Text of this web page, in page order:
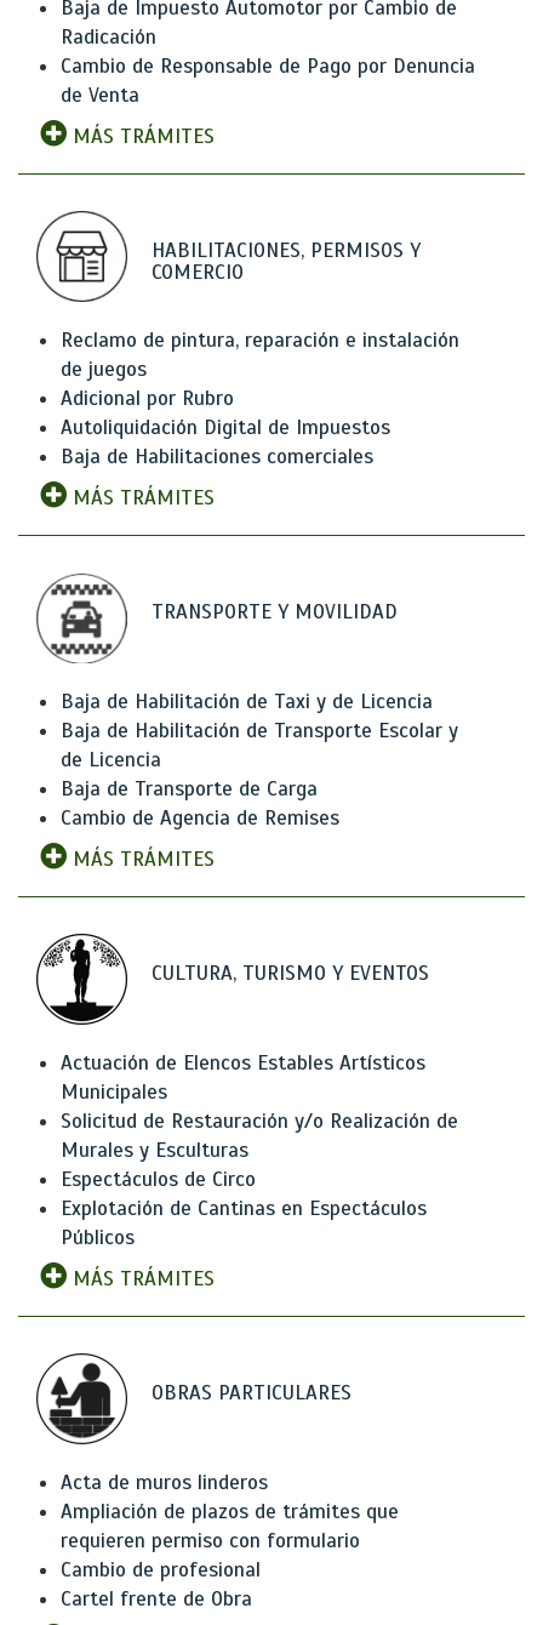
Baja de Impuesto Automotor por Cambio de
Radicación
Cambio de Responsable de Pago por Denuncia
de Venta
MÁS TRÁMITES
HABILITACIONES, PERMISOS Y
COMERCIO
Reclamo de pintura, reparación e instalación
de juegos
Adicional por Rubro
Autoliquidación Digital de Impuestos
Baja de Habilitaciones comerciales
MÁS TRÁMITES
TRANSPORTE Y MOVILIDAD
Baja de Habilitación de Taxi y de Licencia
Baja de Habilitación de Transporte Escolar y
de Licencia
Baja de Transporte de Carga
Cambio de Agencia de Remises
MÁS TRÁMITES
CULTURA, TURISMO Y EVENTOS
Actuación de Elencos Estables Artísticos
Municipales
Solicitud de Restauración y/o Realización de
Murales y Esculturas
Espectáculos de Circo
Explotación de Cantinas en Espectáculos
Públicos
MÁS TRÁMITES
OBRAS PARTICULARES
Acta de muros linderos
Ampliación de plazos de trámites que
requieren permiso con formulario
Cambio de profesional
Cartel frente de Obra